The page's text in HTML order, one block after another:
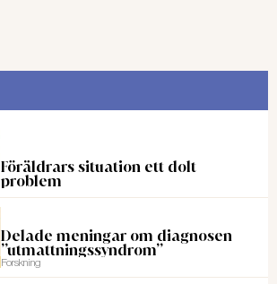
Föräldrars situation ett dolt
problem
Delade meningar om diagnosen
”utmattningssyndrom”
Forskning